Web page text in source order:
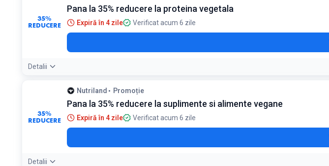
35%
REDUCERE
Pana la 35% reducere la proteina vegetala
Expiră în 4 zile Verificat acum 6 zile
Detalii
35%
REDUCERE
Nutriland Promoție
Pana la 35% reducere la suplimente si alimente vegane
Expiră în 4 zile Verificat acum 6 zile
Detalii